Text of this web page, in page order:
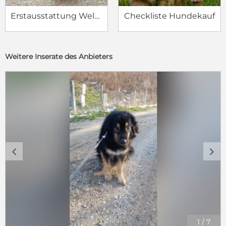
Erstausstattung Welpe Checkliste Hundekauf
Weitere Inserate des Anbieters
1 / 7
c d